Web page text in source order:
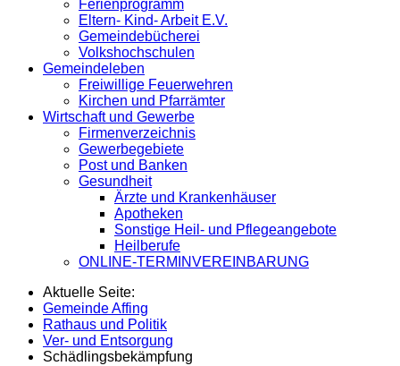
Ferienprogramm
Eltern- Kind- Arbeit E.V.
Gemeindebücherei
Volkshochschulen
Gemeindeleben
Freiwillige Feuerwehren
Kirchen und Pfarrämter
Wirtschaft und Gewerbe
Firmenverzeichnis
Gewerbegebiete
Post und Banken
Gesundheit
Ärzte und Krankenhäuser
Apotheken
Sonstige Heil- und Pflegeangebote
Heilberufe
ONLINE-TERMINVEREINBARUNG
Aktuelle Seite:
Gemeinde Affing
Rathaus und Politik
Ver- und Entsorgung
Schädlingsbekämpfung